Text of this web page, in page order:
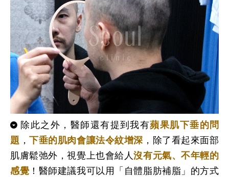
除此之外，醫師還有提到我有蘋果肌下垂的問
題 ， 下垂的肌肉會讓法令紋增深 ，除了看起來面部
肌膚鬆弛外，視覺上也會給人沒有元氣、不年輕的
感覺 ！ 醫師建議我可以用「自體脂肪補脂」的方式